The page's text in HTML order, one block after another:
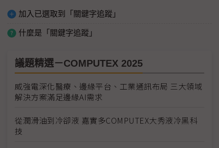
加入已選取到「關鍵字追蹤」
什麼是「關鍵字追蹤」
議題精選－COMPUTEX 2025
威強電深化醫療、邊緣平台、工業通訊布局 三大領域
解決方案滿足邊緣AI需求
從潤滑油到冷卻液 嘉實多COMPUTEX大秀液冷黑科
技